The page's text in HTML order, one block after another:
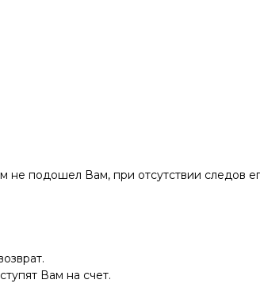
подошел Вам, при отсутствии следов
Вам на счет.